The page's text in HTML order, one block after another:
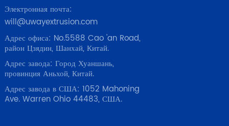
Электронная почта:
will@uwayextrusion.com
Адрес офиса: No.5588 Cao 'an Road,
район Цзядин, Шанхай, Китай.
Адрес завода: Город Хуаншань,
провинция Аньхой, Китай.
Адрес завода в США: 1052 Mahoning
Ave. Warren Ohio 44483, США.